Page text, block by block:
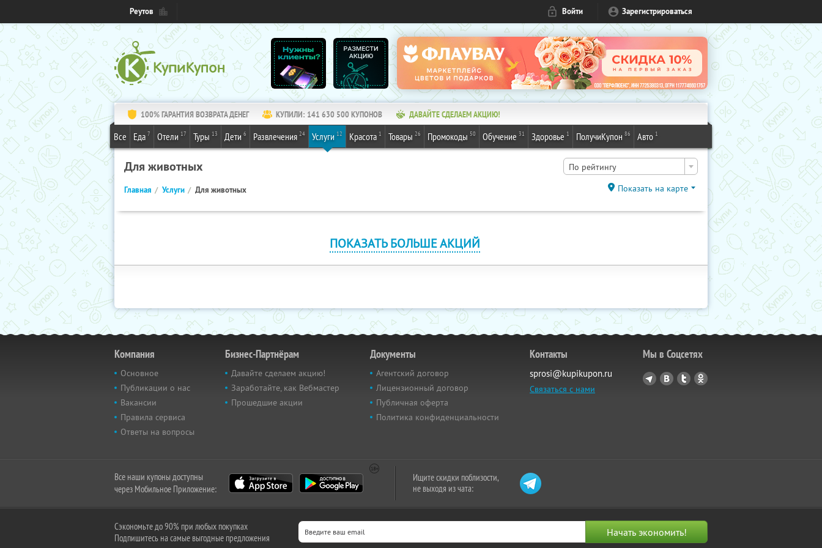
Реутов Войти Зарегистрироваться
100% ГАРАНТИЯ ВОЗВРАТА ДЕНЕГ КУПИЛИ: 141 630 500КУПОНОВ ДАВАЙТЕ СДЕЛАЕМ АКЦИЮ!
Все Еда 7 Отели 17 Туры 13 Дети 6 Развлечения 24 Услуги 12 Красота 1 Товары 26 Промокоды 50 Обучение 31 Здоровье 1 ПолучиКупон 86 Авто 1
Для животных По рейтингу
Главная Услуги Для животных Показать на карте
ПОКАЗАТЬ БОЛЬШЕ АКЦИЙ
Компания
Основное
Публикации о нас
Вакансии
Правила сервиса
Ответы на вопросы
Бизнес-Партнёрам
Давайте сделаем акцию!
Заработайте, как Вебмастер
Прошедшие акции
Документы
Агентский договор
Лицензионный договор
Публичная оферта
Политика конфиденциальности
Контакты
sprosi@kupikupon.ru
Связаться с нами
Мы в Соцсетях
Все наши купоны доступны
через Мобильное Приложение:
Ищите скидки поблизости,
не выходя из чата:
Сэкономьте до 90% при любых покупках
Подпишитесь на самые выгодные предложения